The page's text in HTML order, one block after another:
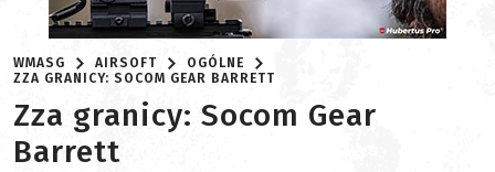
WMASG AIRSOFT
OGÓLNE
ZZA GRANICY: SOCOM GEAR BARRETT
Zza granicy: Socom Gear
Barrett